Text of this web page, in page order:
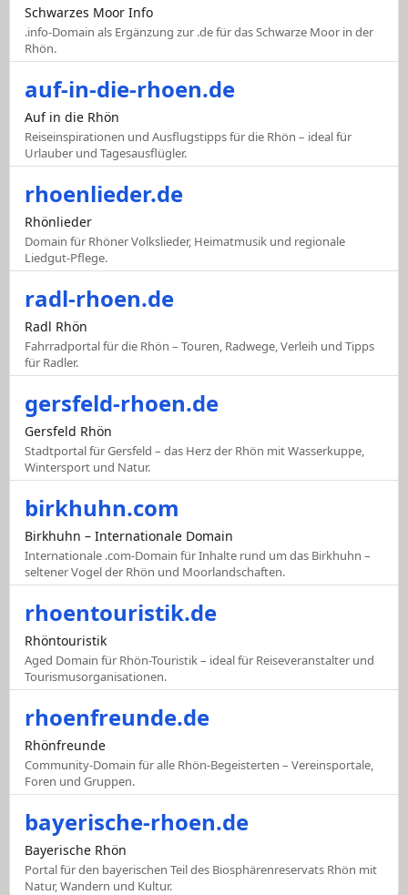
Schwarzes Moor Info
.info-Domain als Ergänzung zur .de für das Schwarze Moor in der
Rhön.
auf-in-die-rhoen.de
Auf in die Rhön
Reiseinspirationen und Ausflugstipps für die Rhön – ideal für
Urlauber und Tagesausflügler.
rhoenlieder.de
Rhönlieder
Domain für Rhöner Volkslieder, Heimatmusik und regionale
Liedgut-Pflege.
radl-rhoen.de
Radl Rhön
Fahrradportal für die Rhön – Touren, Radwege, Verleih und Tipps
für Radler.
gersfeld-rhoen.de
Gersfeld Rhön
Stadtportal für Gersfeld – das Herz der Rhön mit Wasserkuppe,
Wintersport und Natur.
birkhuhn.com
Birkhuhn – Internationale Domain
Internationale .com-Domain für Inhalte rund um das Birkhuhn –
seltener Vogel der Rhön und Moorlandschaften.
rhoentouristik.de
Rhöntouristik
Aged Domain für Rhön-Touristik – ideal für Reiseveranstalter und
Tourismusorganisationen.
rhoenfreunde.de
Rhönfreunde
Community-Domain für alle Rhön-Begeisterten – Vereinsportale,
Foren und Gruppen.
bayerische-rhoen.de
Bayerische Rhön
Portal für den bayerischen Teil des Biosphärenreservats Rhön mit
Natur, Wandern und Kultur.